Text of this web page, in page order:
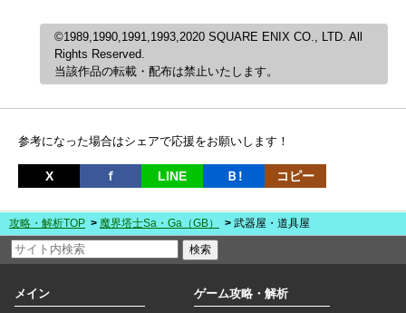
©1989,1990,1991,1993,2020 SQUARE ENIX CO., LTD. All
Rights Reserved.
当該作品の転載・配布は禁止いたします。
参考になった場合はシェアで応援をお願いします！
X ｆ LINE Ｂ! コピー
攻略・解析TOP 魔界塔士Sa・Ga（GB） 武器屋・道具屋
メイン ゲーム攻略・解析